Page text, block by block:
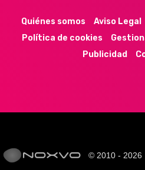
Quiénes somos Aviso Legal
Política de cookies
Publicidad
© 2010 - 2026